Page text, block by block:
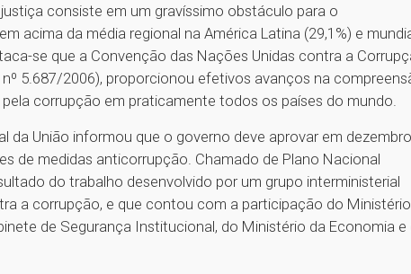
consiste em um gravíssimo obstáculo para o
acima da média regional na América Latina (29,1%) e
se que a Convenção das Nações Unidas contra a
5.687/2006), proporcionou efetivos avanços na
corrupção em praticamente todos os países do mundo.
da União informou que o governo deve aprovar em
de medidas anticorrupção. Chamado de Plano Nacional
do trabalho desenvolvido por um grupo interministerial
a corrupção, e que contou com a participação do
de Segurança Institucional, do Ministério da Economia e